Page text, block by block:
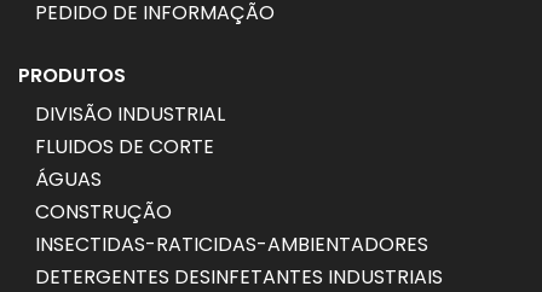
PEDIDO DE INFORMAÇÃO
PRODUTOS
DIVISÃO INDUSTRIAL
FLUIDOS DE CORTE
ÁGUAS
CONSTRUÇÃO
INSECTIDAS-RATICIDAS-AMBIENTADORES
DETERGENTES DESINFETANTES INDUSTRIAIS